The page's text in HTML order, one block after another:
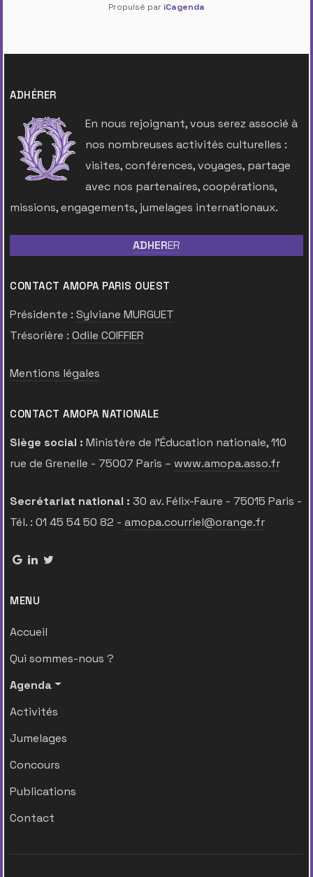
Propulsé par iCagenda
ADHÉRER
En nous rejoignant, vous serez associé à
nos nombreuses activités culturelles :
visites, conférences, voyages, partage
avec nos partenaires, coopérations,
missions, engagements, jumelages internationaux.
ADHERER
CONTACT AMOPA PARIS OUEST
Présidente : Sylviane MURGUET
Trésorière : Odile COIFFIER
Mentions légales
CONTACT AMOPA NATIONALE
Siège social : Ministère de l’Éducation nationale, 110
rue de Grenelle - 75007 Paris – www.amopa.asso.fr
Secrétariat national : 30 av. Félix-Faure - 75015 Paris -
Tél. : 01 45 54 50 82 - amopa.courriel@orange.fr
MENU
Accueil
Qui sommes-nous ?
Agenda
Activités
Jumelages
Concours
Publications
Contact